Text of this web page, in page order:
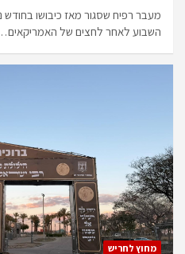
מעבר רפיח שסגור מאז כיבושו בחודש
השבוע לאחר לחצים של
מחוץ לחריש